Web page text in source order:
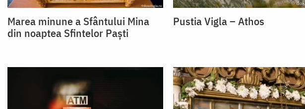
Marea minune a Sfântului Mina
din noaptea Sfintelor Paști
Pustia Vigla – Athos